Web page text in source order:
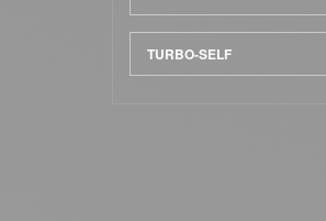
page
TURBO-SELF